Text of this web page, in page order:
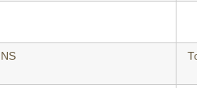
NS